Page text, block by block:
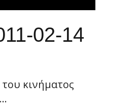
02-14
κινήματος